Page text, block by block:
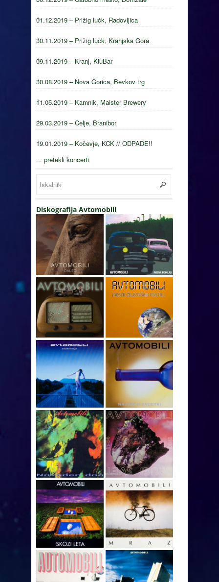
01.12.2019 – Prižig lučk, Radovljica
30.11.2019 – Prižig lučk, Kranjska Gora
09.11.2019 – Kranj, KluBar
30.08.2019 – Nova Gorica, Bevkov trg
11.05.2019 – Kamnik, Maister Brewery
29.03.2019 – Celje, Branibor
19.01.2019 – Kočevje, KCK // ODPADE!!
... pretekli koncerti
Diskografija Avtomobili